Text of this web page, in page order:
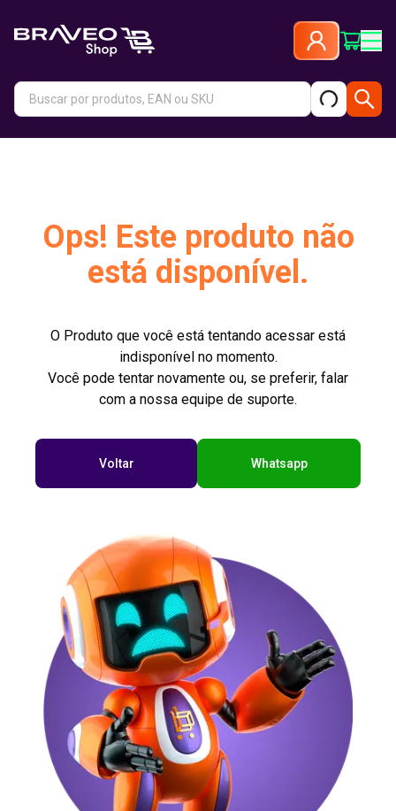
Ops! Este produto não
está disponível.
O Produto que você está tentando acessar está
indisponível no momento.
Você pode tentar novamente ou, se preferir, falar
com a nossa equipe de suporte.
Voltar Whatsapp